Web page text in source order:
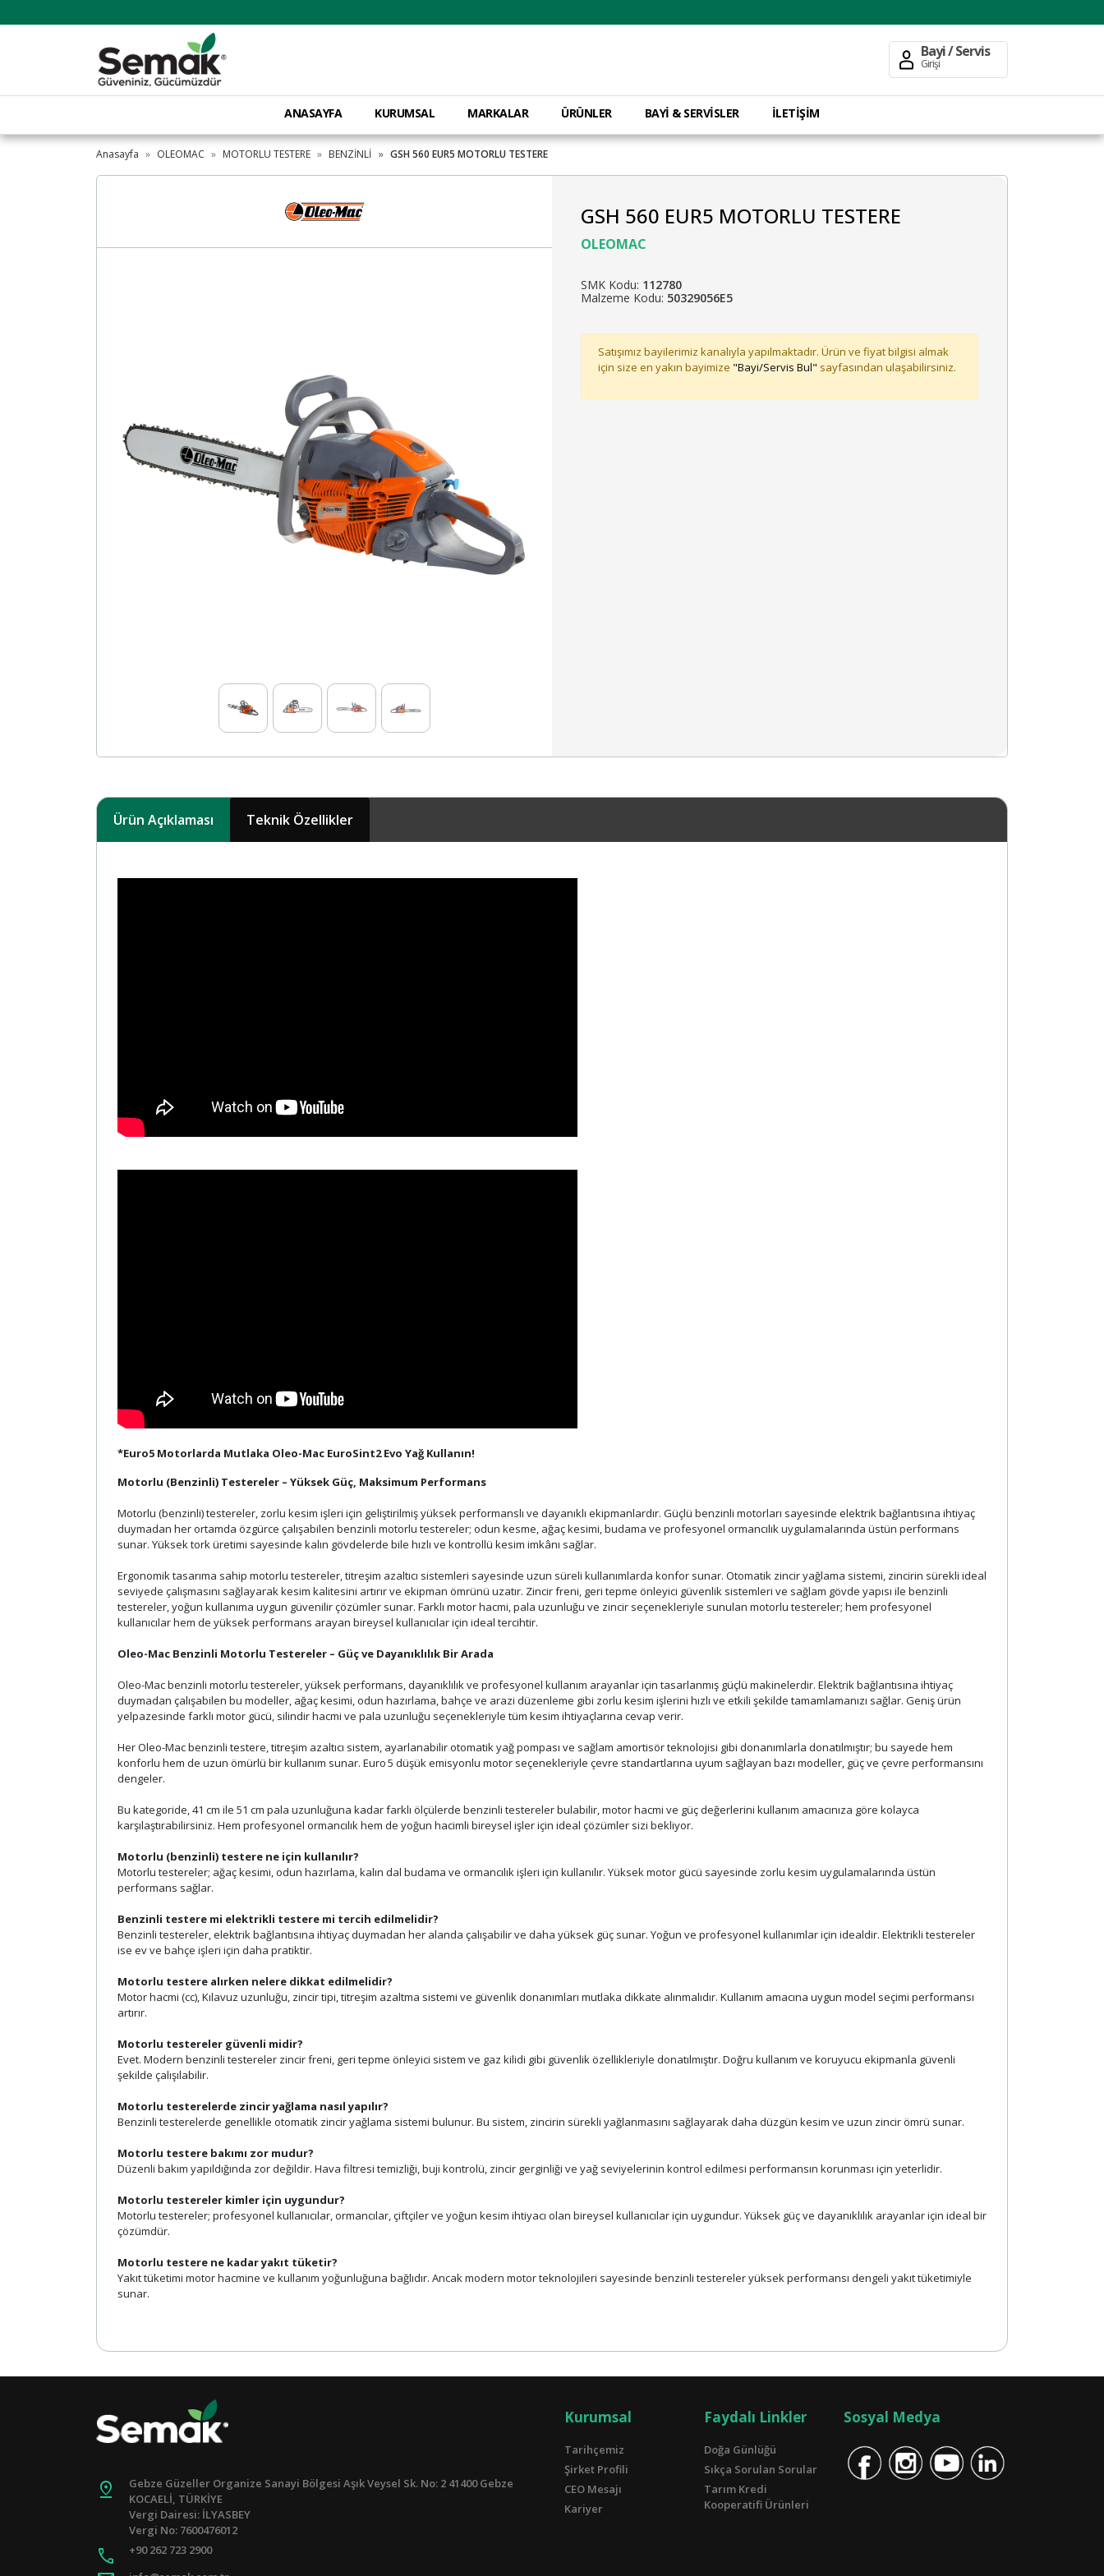
Bayi / Servis
Girişi
ANASAYFA KURUMSAL MARKALAR ÜRÜNLER BAYİ & SERVİSLER İLETİŞİM
Anasayfa OLEOMAC MOTORLU TESTERE BENZİNLİ GSH 560 EUR5 MOTORLU TESTERE
GSH 560 EUR5 MOTORLU TESTERE
OLEOMAC
SMK Kodu: 112780
Malzeme Kodu: 50329056E5
Satışımız bayilerimiz kanalıyla yapılmaktadır. Ürün ve fiyat bilgisi almak
için size en yakın bayimize "Bayi/Servis Bul" sayfasından ulaşabilirsiniz.
Ürün Açıklaması Teknik Özellikler
*Euro5 Motorlarda Mutlaka Oleo-Mac EuroSint2 Evo Yağ Kullanın!
Motorlu (Benzinli) Testereler – Yüksek Güç, Maksimum Performans
Motorlu (benzinli) testereler, zorlu kesim işleri için geliştirilmiş yüksek performanslı ve dayanıklı ekipmanlardır. Güçlü benzinli motorları sayesinde elektrik bağlantısına ihtiyaç
duymadan her ortamda özgürce çalışabilen benzinli motorlu testereler; odun kesme, ağaç kesimi, budama ve profesyonel ormancılık uygulamalarında üstün performans
sunar. Yüksek tork üretimi sayesinde kalın gövdelerde bile hızlı ve kontrollü kesim imkânı sağlar.
Ergonomik tasarıma sahip motorlu testereler, titreşim azaltıcı sistemleri sayesinde uzun süreli kullanımlarda konfor sunar. Otomatik zincir yağlama sistemi, zincirin sürekli ideal
seviyede çalışmasını sağlayarak kesim kalitesini artırır ve ekipman ömrünü uzatır. Zincir freni, geri tepme önleyici güvenlik sistemleri ve sağlam gövde yapısı ile benzinli
testereler, yoğun kullanıma uygun güvenilir çözümler sunar. Farklı motor hacmi, pala uzunluğu ve zincir seçenekleriyle sunulan motorlu testereler; hem profesyonel
kullanıcılar hem de yüksek performans arayan bireysel kullanıcılar için ideal tercihtir.
Oleo-Mac Benzinli Motorlu Testereler – Güç ve Dayanıklılık Bir Arada
Oleo-Mac benzinli motorlu testereler, yüksek performans, dayanıklılık ve profesyonel kullanım arayanlar için tasarlanmış güçlü makinelerdir. Elektrik bağlantısına ihtiyaç
duymadan çalışabilen bu modeller, ağaç kesimi, odun hazırlama, bahçe ve arazi düzenleme gibi zorlu kesim işlerini hızlı ve etkili şekilde tamamlamanızı sağlar. Geniş ürün
yelpazesinde farklı motor gücü, silindir hacmi ve pala uzunluğu seçenekleriyle tüm kesim ihtiyaçlarına cevap verir.
Her Oleo-Mac benzinli testere, titreşim azaltıcı sistem, ayarlanabilir otomatik yağ pompası ve sağlam amortisör teknolojisi gibi donanımlarla donatılmıştır; bu sayede hem
konforlu hem de uzun ömürlü bir kullanım sunar. Euro 5 düşük emisyonlu motor seçenekleriyle çevre standartlarına uyum sağlayan bazı modeller, güç ve çevre performansını
dengeler.
Bu kategoride, 41 cm ile 51 cm pala uzunluğuna kadar farklı ölçülerde benzinli testereler bulabilir, motor hacmi ve güç değerlerini kullanım amacınıza göre kolayca
karşılaştırabilirsiniz. Hem profesyonel ormancılık hem de yoğun hacimli bireysel işler için ideal çözümler sizi bekliyor.
Motorlu (benzinli) testere ne için kullanılır?
Motorlu testereler; ağaç kesimi, odun hazırlama, kalın dal budama ve ormancılık işleri için kullanılır. Yüksek motor gücü sayesinde zorlu kesim uygulamalarında üstün
performans sağlar.
Benzinli testere mi elektrikli testere mi tercih edilmelidir?
Benzinli testereler, elektrik bağlantısına ihtiyaç duymadan her alanda çalışabilir ve daha yüksek güç sunar. Yoğun ve profesyonel kullanımlar için idealdir. Elektrikli testereler
ise ev ve bahçe işleri için daha pratiktir.
Motorlu testere alırken nelere dikkat edilmelidir?
Motor hacmi (cc), Kılavuz uzunluğu, zincir tipi, titreşim azaltma sistemi ve güvenlik donanımları mutlaka dikkate alınmalıdır. Kullanım amacına uygun model seçimi performansı
artırır.
Motorlu testereler güvenli midir?
Evet. Modern benzinli testereler zincir freni, geri tepme önleyici sistem ve gaz kilidi gibi güvenlik özellikleriyle donatılmıştır. Doğru kullanım ve koruyucu ekipmanla güvenli
şekilde çalışılabilir.
Motorlu testerelerde zincir yağlama nasıl yapılır?
Benzinli testerelerde genellikle otomatik zincir yağlama sistemi bulunur. Bu sistem, zincirin sürekli yağlanmasını sağlayarak daha düzgün kesim ve uzun zincir ömrü sunar.
Motorlu testere bakımı zor mudur?
Düzenli bakım yapıldığında zor değildir. Hava filtresi temizliği, buji kontrolü, zincir gerginliği ve yağ seviyelerinin kontrol edilmesi performansın korunması için yeterlidir.
Motorlu testereler kimler için uygundur?
Motorlu testereler; profesyonel kullanıcılar, ormancılar, çiftçiler ve yoğun kesim ihtiyacı olan bireysel kullanıcılar için uygundur. Yüksek güç ve dayanıklılık arayanlar için ideal bir
çözümdür.
Motorlu testere ne kadar yakıt tüketir?
Yakıt tüketimi motor hacmine ve kullanım yoğunluğuna bağlıdır. Ancak modern motor teknolojileri sayesinde benzinli testereler yüksek performansı dengeli yakıt tüketimiyle
sunar.
pin_drop
Gebze Güzeller Organize Sanayi Bölgesi Aşık Veysel Sk. No: 2 41400 Gebze
KOCAELİ, TÜRKİYE
Vergi Dairesi: İLYASBEY
Vergi No: 7600476012
call +90 262 723 2900
Kurumsal
Tarihçemiz
Şirket Profili
CEO Mesajı
Kariyer
Faydalı Linkler
Doğa Günlüğü
Sıkça Sorulan Sorular
Tarım Kredi
Kooperatifi Ürünleri
Sosyal Medya